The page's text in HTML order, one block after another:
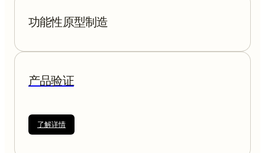
功能性原型制造
产品验证
了解详情